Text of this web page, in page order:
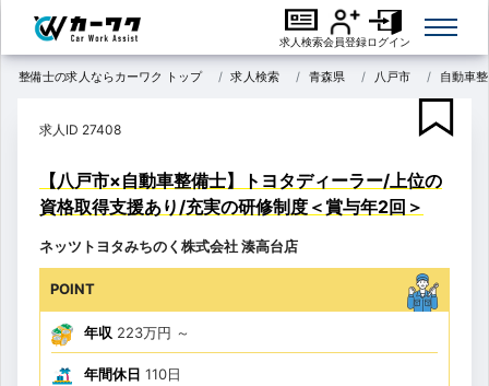
求人検索会員登録ログイン
整備士の求人ならカーワク トップ 求人検索 青森県 八戸市 自動車
求人ID 27408
【八戸市×自動車整備士】トヨタディーラー/上位の
資格取得支援あり/充実の研修制度＜賞与年2回＞
ネッツトヨタみちのく株式会社 湊高台店
POINT
年収 223万円 ～
年間休日 110日